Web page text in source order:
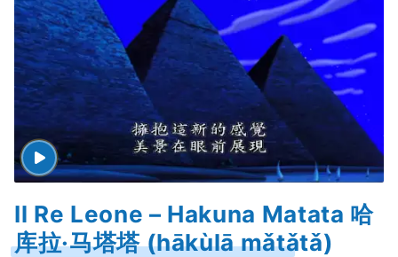
Il Re Leone – Hakuna Matata 哈
库拉·马塔塔 (hākùlā mǎtǎtǎ)